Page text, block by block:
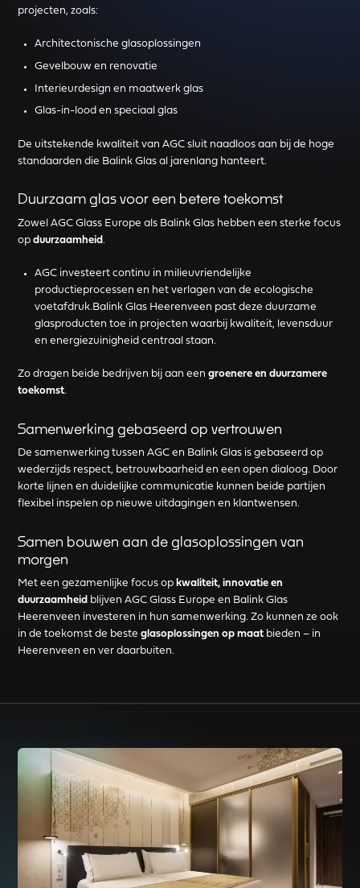
projecten, zoals:
Architectonische glasoplossingen
Gevelbouw en renovatie
Interieurdesign en maatwerk glas
Glas-in-lood en speciaal glas
De uitstekende kwaliteit van AGC sluit naadloos aan bij de hoge
standaarden die Balink Glas al jarenlang hanteert.
Duurzaam glas voor een betere toekomst
Zowel AGC Glass Europe als Balink Glas hebben een sterke focus
opduurzaamheid.
AGC investeert continu in milieuvriendelijke
productieprocessen en het verlagen van de ecologische
voetafdruk.Balink Glas Heerenveen past deze duurzame
glasproducten toe in projecten waarbij kwaliteit, levensduur
en energiezuinigheid centraal staan.
Zo dragen beide bedrijven bij aan eengroenere en duurzamere
toekomst.
Samenwerking gebaseerd op vertrouwen
De samenwerking tussen AGC en Balink Glas is gebaseerd op
wederzijds respect, betrouwbaarheid en een open dialoog. Door
korte lijnen en duidelijke communicatie kunnen beide partijen
flexibel inspelen op nieuwe uitdagingen en klantwensen.
Samen bouwen aan de glasoplossingen van
morgen
Met een gezamenlijke focus op kwaliteit, innovatie en
duurzaamheid blijven AGC Glass Europe en Balink Glas
Heerenveen investeren in hun samenwerking. Zo kunnen ze ook
in de toekomst de besteglasoplossingen op maat bieden – in
Heerenveen en ver daarbuiten.